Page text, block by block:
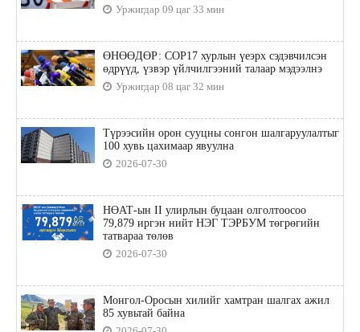
Уржигдар 09 цаг 33 мин
ӨНӨӨДӨР: COP17 хурлын үеэрх сэдэвчилсэн
өдрүүд, үзвэр үйлчилгээний талаар мэдээлнэ
Уржигдар 08 цаг 32 мин
Түрээсийн орон сууцны сонгон шалгаруулалтыг
100 хувь цахимаар явуулна
2026-07-30
НӨАТ-ын II улирлын буцаан олголтоосоо
79,879 иргэн нийт НЭГ ТЭРБУМ төгрөгийн
татвараа төлөв
2026-07-30
Монгол-Оросын хилийг хамтран шалгах ажил
85 хувьтай байна